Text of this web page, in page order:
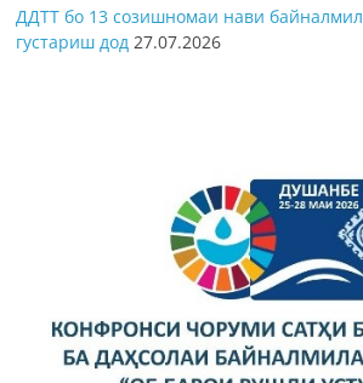
ДДТТ бо 13 созишномаи нави
густариш дод 27.07.2026